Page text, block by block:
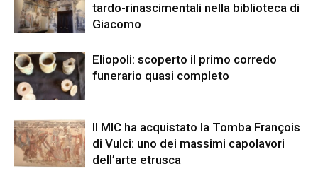
tardo-rinascimentali nella biblioteca di
Giacomo
Eliopoli: scoperto il primo corredo
funerario quasi completo
Il MIC ha acquistato la Tomba François
di Vulci: uno dei massimi capolavori
dell’arte etrusca